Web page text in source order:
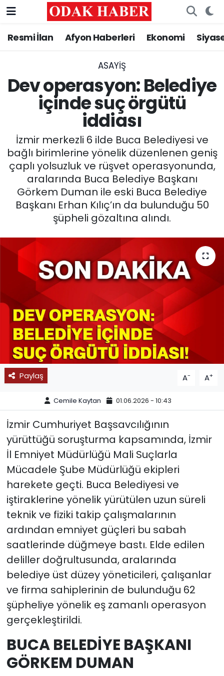
Resmi İlan Afyon Haberleri Ekonomi
ASAYİŞ
Dev operasyon: Belediye
içinde suç örgütü
iddiası
İzmir merkezli 6 ilde Buca Belediyesi ve
bağlı birimlerine yönelik düzenlenen geniş
çaplı yolsuzluk ve rüşvet operasyonunda,
aralarında Buca Belediye Başkanı
Görkem Duman ile eski Buca Belediye
Başkanı Erhan Kılıç’ın da bulunduğu 50
şüpheli gözaltına alındı.
Paylaş A- A+
Cemile Kaytan 01.06.2026 - 10:43
İzmir Cumhuriyet Başsavcılığının
yürüttüğü soruşturma kapsamında, İzmir
İl Emniyet Müdürlüğü Mali Suçlarla
Mücadele Şube Müdürlüğü ekipleri
harekete geçti. Buca Belediyesi ve
iştiraklerine yönelik yürütülen uzun süreli
teknik ve fiziki takip çalışmalarının
ardından emniyet güçleri bu sabah
saatlerinde düğmeye bastı. Elde edilen
deliller doğrultusunda, aralarında
belediye üst düzey yöneticileri, çalışanlar
ve firma sahiplerinin de bulunduğu 62
şüpheliye yönelik eş zamanlı operasyon
gerçekleştirildi.
BUCA BELEDİYE BAŞKANI
GÖRKEM DUMAN
AFYONKARAHİSAR HABERLERİ
ASAYİŞ
GÜNCEL
SİYASET
EĞİTİM
MAGAZİN
SAĞLIK
SPOR
11:11 MANŞET
Afyonkarahisar Nöbetçi Eczaneler
Afyonkarahisar Hava Durumu
Afyonkarahisar Namaz Vakitleri
Afyonkarahisar Trafik Yoğunluk Haritası
Süper Lig Puan Durumu ve Fikstür
Tüm Manşetler
Son Dakika Haberleri
Haber Arşivi